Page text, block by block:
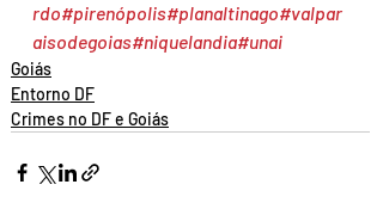
rdo#pirenópolis#planaltinago#valpar
aisodegoias#niquelandia#unai
Goiás
Entorno DF
Crimes no DF e Goiás